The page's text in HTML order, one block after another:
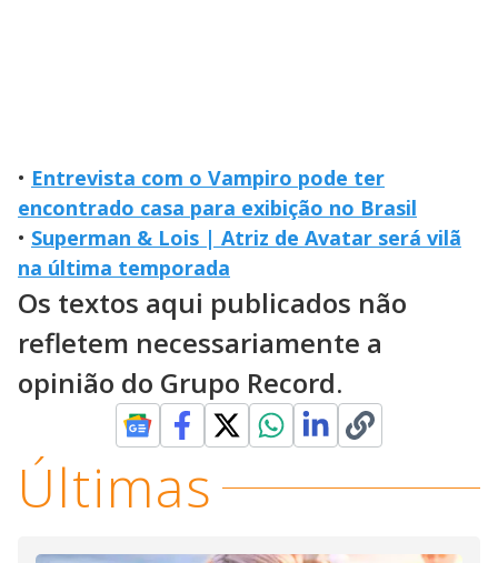
• Entrevista com o Vampiro pode ter
encontrado casa para exibição no Brasil
• Superman & Lois | Atriz de Avatar será vilã
na última temporada
Os textos aqui publicados não
refletem necessariamente a
opinião do Grupo Record.
Últimas